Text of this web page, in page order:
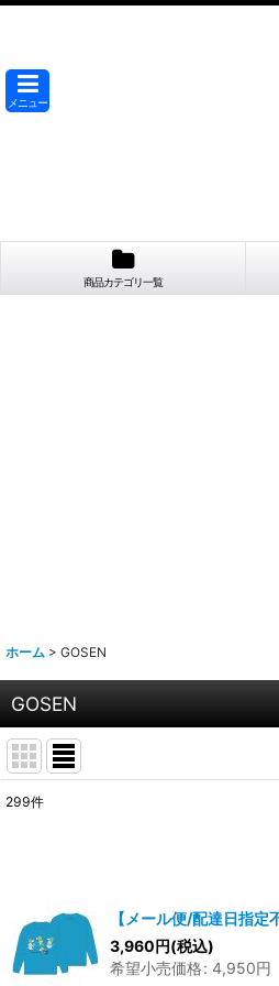
メニュー
商品カテゴリ一覧
ホーム > GOSEN
GOSEN
299件
【メール便/配達日指
3,960円(税込)
希望小売価格: 4,950円